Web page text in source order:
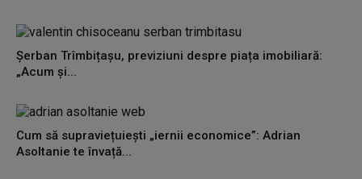
Șerban Trîmbițașu, previziuni despre piața imobiliară:
„Acum și...
Cum să supraviețuiești „iernii economice”: Adrian
Asoltanie te învață...